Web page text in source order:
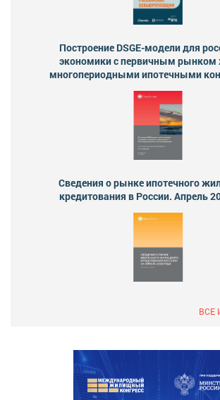
Построение DSGE-модели для
экономики с первичным рынком
многопериодными ипотечными
Сведения о рынке ипотечного
кредитования в России. Апрель
ВСЕ